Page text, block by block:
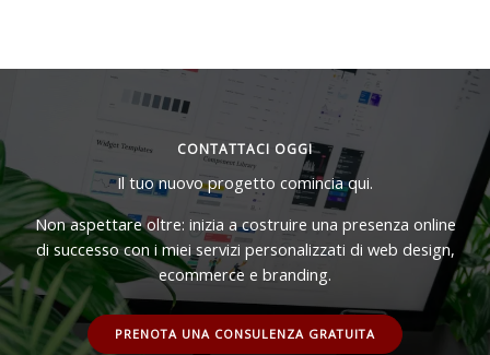
CONTATTACI OGGI
Il tuo nuovo progetto comincia qui.
Non aspettare oltre: inizia a costruire una presenza online
di successo con i miei servizi personalizzati di web design,
ecommerce e branding.
PRENOTA UNA CONSULENZA GRATUITA